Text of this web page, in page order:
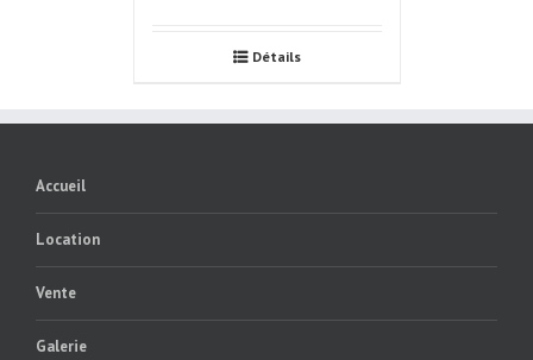
Détails
Accueil
Location
Vente
Galerie